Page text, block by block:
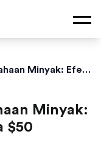
Prediksi Saham Perusahaan Minyak: Efek Venezuela & Harga $50
Minyak:
$50